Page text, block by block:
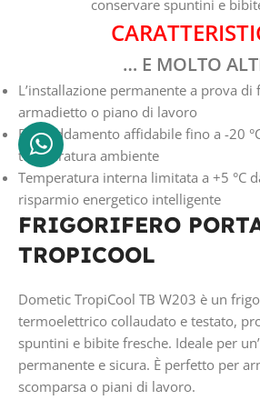
conservare spuntini e
CARATT
… E MOLTO
L’installazione permanente a prova
armadietto o piano di lavoro
Raffreddamento affidabile fino a -20
temperatura ambiente
Temperatura interna limitata a +5 °C
risparmio energetico intelligente
FRIGORIFERO
TROPICOOL
Dometic TropiCool TB W203 è un
termoelettrico collaudato e testato,
spuntini e bibite fresche. Ideale per
permanente e sicura. È perfetto per
scomparsa o piani di lavoro.